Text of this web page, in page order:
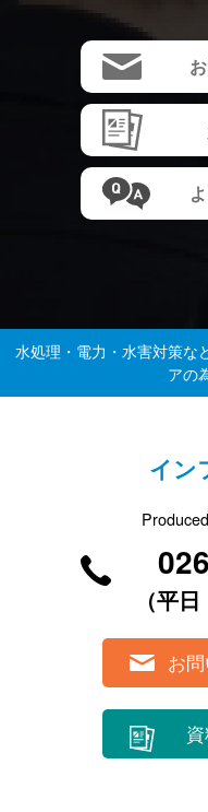
水処理・電力・水害対策な
アの
イン
（平
お